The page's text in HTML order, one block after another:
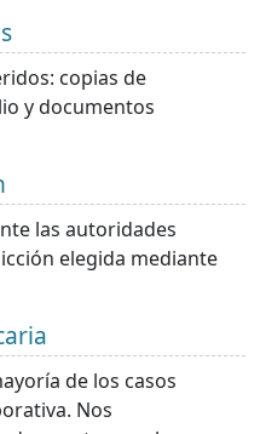
copias de
y documentos
las autoridades
elegida mediante
de los casos
Nos